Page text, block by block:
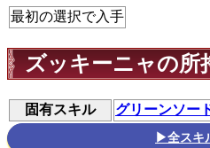
最初の選択で入手
ズッキーニャの所
固有スキル グリーンソー
▶全スキ